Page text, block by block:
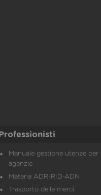
Professionisti
Manuale gestione utenze per
agenzie
Materia ADR-RID-ADN
Trasporto delle merci